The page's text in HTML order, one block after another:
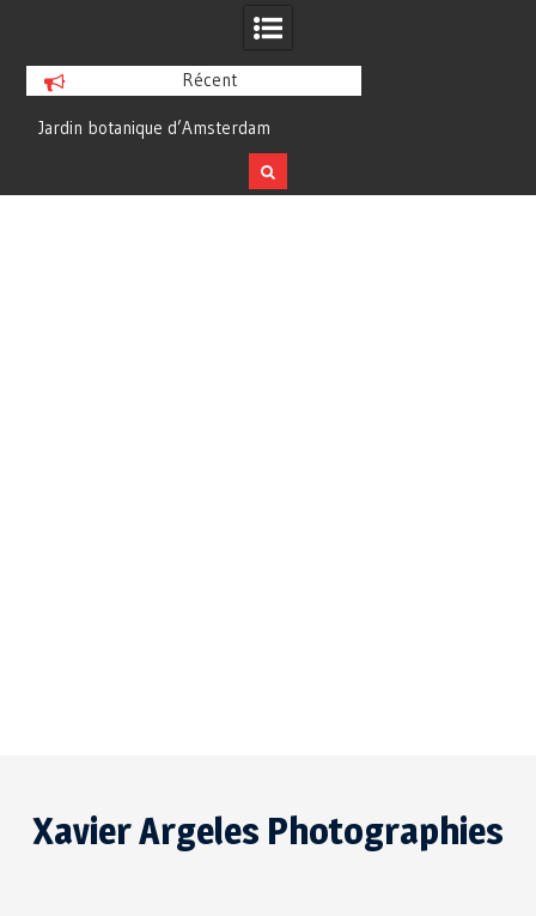
Récent
Ibon de Lapazosa
contentXavier Argeles Photographies